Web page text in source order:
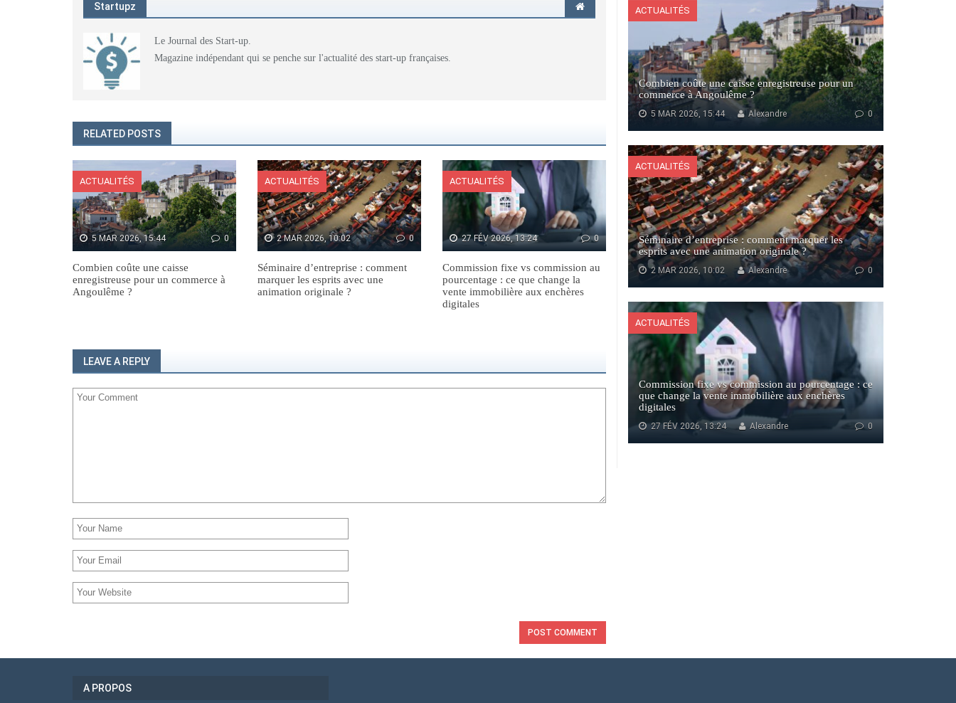
Startupz
Le Journal des Start-up.
Magazine indépendant qui se penche sur l'actualité des start-up françaises.
RELATED POSTS
ACTUALITÉS
5 MAR 2026, 15:44 0
Combien coûte une caisse
enregistreuse pour un commerce à
Angoulême ?
ACTUALITÉS
2 MAR 2026, 10:02 0
Séminaire d’entreprise : comment
marquer les esprits avec une
animation originale ?
ACTUALITÉS
27 FÉV 2026, 13:24 0
Commission fixe vs commission au
pourcentage : ce que change la
vente immobilière aux enchères
digitales
LEAVE A REPLY
ACTUALITÉS
Combien coûte une caisse enregistreuse pour un
commerce à Angoulême ?
5 MAR 2026, 15:44 0
Alexandre
ACTUALITÉS
Séminaire d’entreprise : comment marquer les
esprits avec une animation originale ?
2 MAR 2026, 10:02 0
Alexandre
ACTUALITÉS
Commission fixe vs commission au pourcentage : ce
que change la vente immobilière aux enchères
digitales
27 FÉV 2026, 13:24 0
Alexandre
A PROPOS